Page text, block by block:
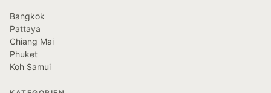
Bangkok
Pattaya
Chiang Mai
Phuket
Koh Samui